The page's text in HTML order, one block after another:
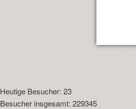
Heutige Besucher: 23
Besucher insgesamt: 229345